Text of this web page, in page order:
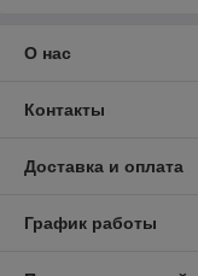
О нас
Контакты
Доставка и оплата
График работы